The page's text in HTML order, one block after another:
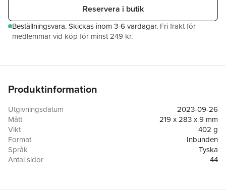
Reservera i butik
Beställningsvara.Skickas inom 3-6 vardagar. Fri frakt för
medlemmar vid köp för minst 249 kr.
Produktinformation
Utgivningsdatum
2023-09-26
Mått
219 x 283 x 9 mm
Vikt
402 g
Format
Inbunden
Språk
Tyska
Antal sidor
44
Översättare
Katja Maatsch